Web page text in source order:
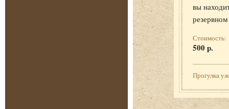
вы
Стоимость:
500 р.
Прогулка